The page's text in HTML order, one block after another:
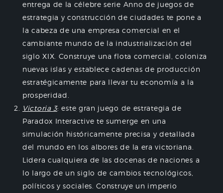
entrega de la célebre serie Anno de juegos de
estrategia y construcción de ciudades te pone a
la cabeza de una empresa comercial en el
cambiante mundo de la industrialización del
siglo XIX. Construye una flota comercial, coloniza
nuevas islas y establece cadenas de producción
estratégicamente para llevar tu economía a la
prosperidad.
Victoria 3: este gran juego de estrategia de
Paradox Interactive te sumerge en una
simulación históricamente precisa y detallada
del mundo en los albores de la era victoriana.
Lidera cualquiera de las docenas de naciones a
lo largo de un siglo de cambios tecnológicos,
políticos y sociales. Construye un imperio